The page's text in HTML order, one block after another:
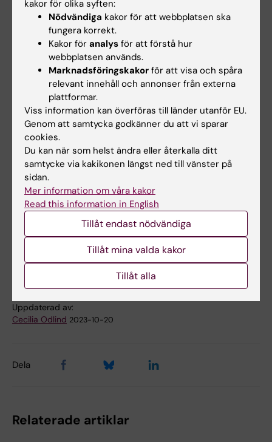
Tema Rättspsykiatri
Dömd till vård – straff eller möjlighet?
Under 2022 dömdes drygt 350 personer till
rättspsykiatrisk vård. Det är ett unikt
gränsland mellan rättsväsende och sjukvård
där den som är medicinskt färdigbehandlad
kan hindras från att skrivas ut. Samtidigt
vittnar många patienter om att de mått bra av
vården. Och det är färre som återfaller i
brottslighet efter rättspsykiatrisk vård än ­
efter ett fängelsestraff.
Tags
Tidskriften Medicinsk Vetenskap Rättsmedicin
Rättspsykiatri
Uppdaterad av:
Cecilia Odlind 2023-10-20
Dela
Relaterade artiklar
kakor för olika syften:
Nödvändiga kakor för att webbplatsen ska
fungera korrekt.
Kakor för analys för att förstå hur
webbplatsen används.
Marknadsföringskakor för att visa och spåra
relevant innehåll och annonser från externa
plattformar.
Viss information kan överföras till länder utanför EU.
Genom att samtycka godkänner du att vi sparar
cookies.
Du kan när som helst ändra eller återkalla ditt
samtycke via kakikonen längst ned till vänster på
sidan.
Mer information om våra kakor
Read this information in English
Tillåt endast nödvändiga
Tillåt mina valda kakor
Tillåt alla